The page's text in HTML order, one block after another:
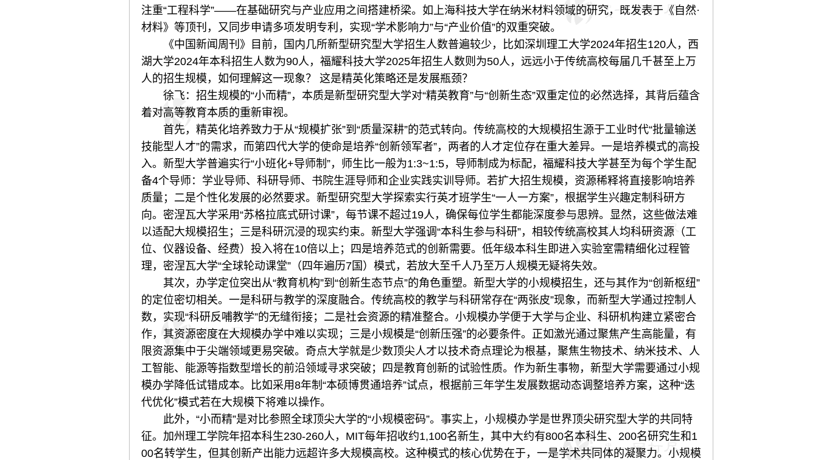
注重“工程科学”——在基础研究与产业应用之间搭建桥梁。如上海科技大学在纳米材料领域的研究，既发表于《自然·
材料》等顶刊，又同步申请多项发明专利，实现“学术影响力”与“产业价值”的双重突破。
《中国新闻周刊》目前，国内几所新型研究型大学招生人数普遍较少，比如深圳理工大学2024年招生120人，西
湖大学2024年本科招生人数为90人，福耀科技大学2025年招生人数则为50人，远远小于传统高校每届几千甚至上万
人的招生规模，如何理解这一现象？ 这是精英化策略还是发展瓶颈？
徐飞：招生规模的“小而精”，本质是新型研究型大学对“精英教育”与“创新生态”双重定位的必然选择，其背后蕴含
着对高等教育本质的重新审视。
首先，精英化培养致力于从“规模扩张”到“质量深耕”的范式转向。传统高校的大规模招生源于工业时代“批量输送
技能型人才”的需求，而第四代大学的使命是培养“创新领军者”，两者的人才定位存在重大差异。一是培养模式的高投
入。新型大学普遍实行“小班化+导师制”，师生比一般为1:3~1:5，导师制成为标配，福耀科技大学甚至为每个学生配
备4个导师：学业导师、科研导师、书院生涯导师和企业实践实训导师。若扩大招生规模，资源稀释将直接影响培养
质量；二是个性化发展的必然要求。新型研究型大学探索实行英才班学生“一人一方案”，根据学生兴趣定制科研方
向。密涅瓦大学采用“苏格拉底式研讨课”，每节课不超过19人，确保每位学生都能深度参与思辨。显然，这些做法难
以适配大规模招生；三是科研沉浸的现实约束。新型大学强调“本科生参与科研”，相较传统高校其人均科研资源（工
位、仪器设备、经费）投入将在10倍以上；四是培养范式的创新需要。低年级本科生即进入实验室需精细化过程管
理，密涅瓦大学“全球轮动课堂”（四年遍历7国）模式，若放大至千人乃至万人规模无疑将失效。
其次，办学定位突出从“教育机构”到“创新生态节点”的角色重塑。新型大学的小规模招生，还与其作为“创新枢纽”
的定位密切相关。一是科研与教学的深度融合。传统高校的教学与科研常存在“两张皮”现象，而新型大学通过控制人
数，实现“科研反哺教学”的无缝衔接；二是社会资源的精准整合。小规模办学便于大学与企业、科研机构建立紧密合
作，其资源密度在大规模办学中难以实现；三是小规模是“创新压强”的必要条件。正如激光通过聚焦产生高能量，有
限资源集中于尖端领域更易突破。奇点大学就是少数顶尖人才以技术奇点理论为根基，聚焦生物技术、纳米技术、人
工智能、能源等指数型增长的前沿领域寻求突破；四是教育创新的试验性质。作为新生事物，新型大学需要通过小规
模办学降低试错成本。比如采用8年制“本硕博贯通培养”试点，根据前三年学生发展数据动态调整培养方案，这种“迭
代优化”模式若在大规模下将难以操作。
此外，“小而精”是对比参照全球顶尖大学的“小规模密码”。事实上，小规模办学是世界顶尖研究型大学的共同特
征。加州理工学院年招本科生230-260人，MIT每年招收约1,100名新生，其中大约有800名本科生、200名研究生和1
00名转学生，但其创新产出能力远超许多大规模高校。这种模式的核心优势在于，一是学术共同体的凝聚力。小规模